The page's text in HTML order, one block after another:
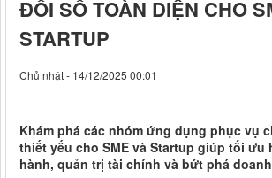
ĐỔI SỐ TOÀN DIỆN CHO
STARTUP
Chủ nhật - 14/12/2025 00:01
Khám phá các nhóm ứng dụng phục vụ
thiết yếu cho SME và Startup giúp tối ưu
hành, quản trị tài chính và bứt phá